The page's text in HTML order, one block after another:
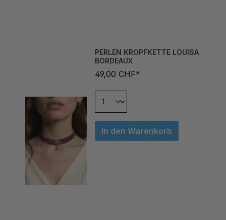
BORDEAUX
49,00 CHF*
In den Warenkorb